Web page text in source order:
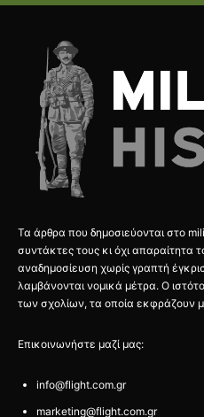
Τα άρθρα που δημοσιεύονται στο
συντάκτες τους κι όχι απαραίτητα
αναδημοσίευση χωρίς γραπτή
λαμβάνονται νομικά μέτρα. Ο
των σχολίων, τα οποία εκφράζουν
Επικοινωνήστε μαζί μας:
info@flight.com.gr
marketing@flight.com.gr